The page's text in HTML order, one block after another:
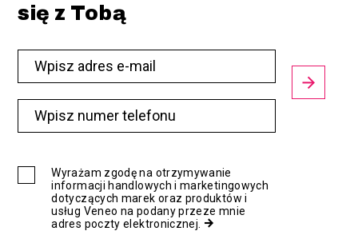
się z Tobą
Wyrażam zgodę na otrzymywanie
informacji handlowych i marketingowych
dotyczących marek oraz produktów i
usług Veneo na podany przeze mnie
adres poczty elektronicznej.